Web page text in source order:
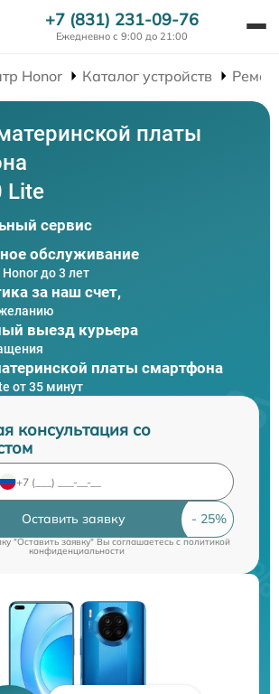
+7 (831) 231-09-76
Ежедневно с 9:00 до 21:00
Honor Каталог устройств
платы
Lite
сервис
обслуживание
до 3 лет
за наш счет,
выезд курьера
платы смартфона
от 35 минут
консультация со
Оставить заявку
"Оставить заявку" Вы соглашаетесь cполитикой
конфиденциальности